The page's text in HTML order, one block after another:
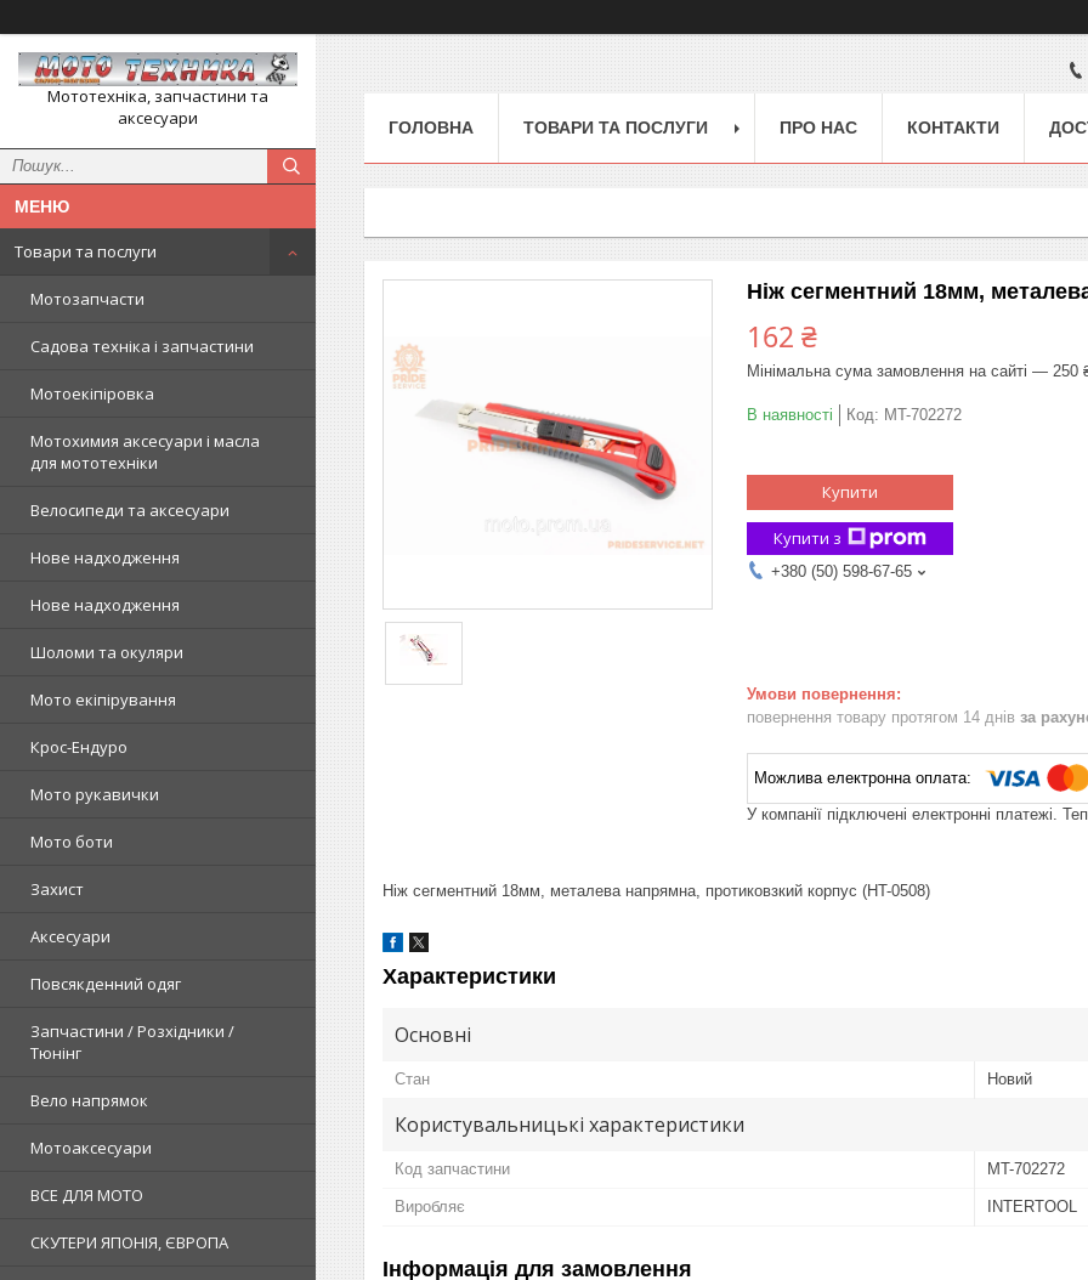
Мототехніка, запчастини та
аксесуари
Товари та послуги
Мотозапчасти
Садова техніка і запчастини
Мотоекіпіровка
Мотохимия аксесуари і масла
для мототехніки
Велосипеди та аксесуари
Нове надходження
Нове надходження
Шоломи та окуляри
Мото екіпірування
Крос-Ендуро
Мото рукавички
Мото боти
Захист
Аксесуари
Повсякденний одяг
Запчастини / Розхідники /
Тюнінг
Вело напрямок
Мотоаксесуари
ВСЕ ДЛЯ МОТО
СКУТЕРИ ЯПОНІЯ, ЄВРОПА
ГОЛОВНА ТОВАРИ ТА ПОСЛУГИ ПРО НАС КОНТАКТИ
Ніж сегментний 18мм,
162 ₴
Мінімальна сума замовлення на сайті — 250
В наявності Код: MT-702272
Купити
Купити з
+380 (50) 598-67-65
повернення товару протягом 14 днів за
У компанії підключені електронні платежі.
Ніж сегментний 18мм, металева напрямна, протиковзкий корпус (HT-0508)
Характеристики
Основні
Стан Новий
Користувальницькі характеристики
Код запчастини MT-702272
Виробляє INTERTOOL
Інформація для замовлення